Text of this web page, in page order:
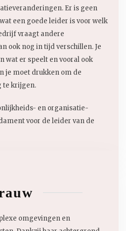
Er is geen
een goede leider is voor welk
vraagt andere
ook nog in tijd verschillen. Je
wat er speelt en vooral ook
je moet drukken om de
te krijgen.
en organisatie-
voor de leider van de
omgevingen en